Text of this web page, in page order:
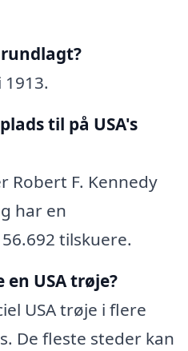
til på USA's
Robert F. Kennedy
har en
tilskuere.
USA trøje?
USA trøje i flere
De fleste steder kan